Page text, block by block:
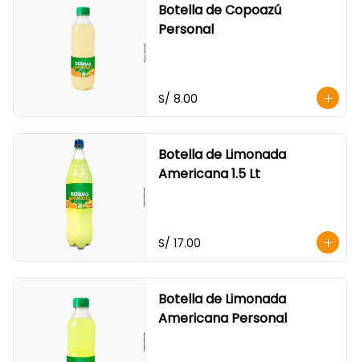
Botella de Copoazú
Personal
S/ 8.00
Botella de Limonada
Americana 1.5 Lt
S/ 17.00
Botella de Limonada
Americana Personal